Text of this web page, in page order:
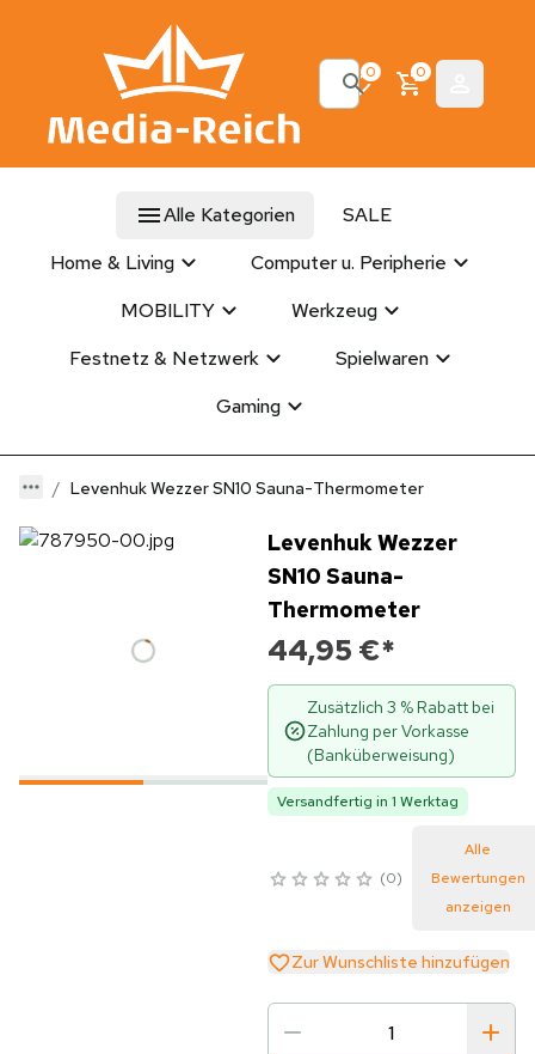
0 0
Alle Kategorien
SALE
Home & Living
Computer u. Peripherie
MOBILITY
Werkzeug
Festnetz & Netzwerk
Spielwaren
Gaming
Levenhuk Wezzer SN10 Sauna-Thermometer
Levenhuk Wezzer
SN10 Sauna-
Thermometer
44,95 €*
Zusätzlich 3 % Rabatt bei
Zahlung per Vorkasse
(Banküberweisung)
Versandfertig in 1 Werktag
0
Alle
Bewertungen
anzeigen
Zur Wunschliste hinzufügen